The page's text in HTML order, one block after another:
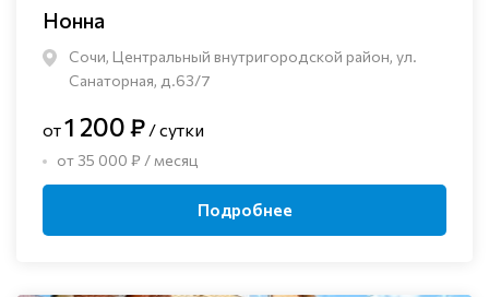
Нонна
Сочи, Центральный внутригородской район, ул.
Санаторная, д.63/7
от1 200 ₽ / сутки
от 35 000 ₽ / месяц
Подробнее